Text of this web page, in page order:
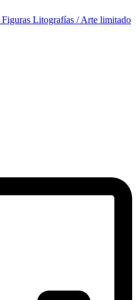
Figuras Litografías / Arte limitado